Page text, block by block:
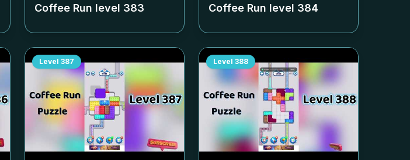
Coffee Run level 383 Coffee Run level 384
Level 387 Level 388